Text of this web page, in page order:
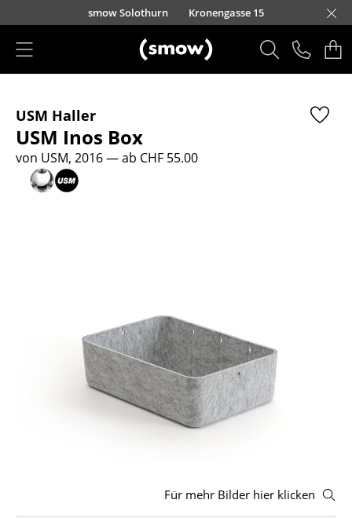
Direkt zum Inhaltsmow Solothurn Kronengasse 15
Sitzmöbel
Esszimmerstühle
Sofas
Barhocker
Bänke & Liegen
USM Haller
USM Inos Box
von USM, 2016— ab CHF 55.00
Für mehr Bilder hier klicken